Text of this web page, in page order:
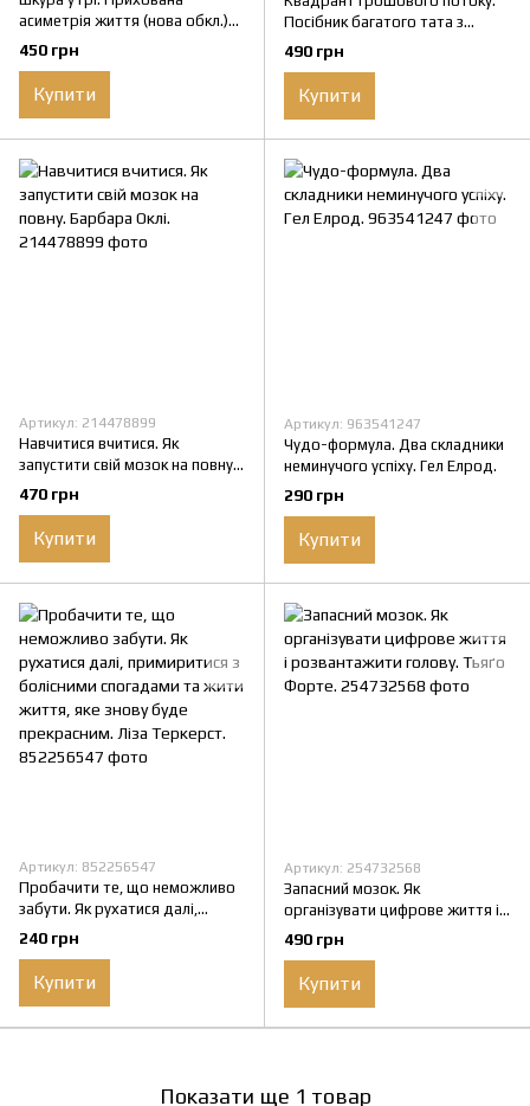
асиметрія життя (нова обкл.)
Насім Ніколас Талеб
450 грн
Купити
Посібник багатого тата з
фінансової свободи. Роберт
Кійосакі.
490 грн
Купити
Артикул: 214478899
Навчитися вчитися. Як
запустити свій мозок на повну.
Барбара Оклі.
470 грн
Купити
Артикул: 963541247
Чудо-формула. Два складники
неминучого успіху. Гел Елрод.
290 грн
Купити
Артикул: 852256547
Пробачити те, що неможливо
забути. Як рухатися далі,
примиритися з болісними
спогадами та жити життя, яке
знову буде прекрасним. Ліза
Теркерст.
240 грн
Купити
Артикул: 254732568
Запасний мозок. Як
організувати цифрове життя і
розвантажити голову. Тьяґо
Форте.
490 грн
Купити
Показати ще 1 товар